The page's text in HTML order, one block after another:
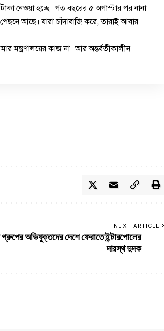
নেওয়া হচ্ছে। গত বছরের ৫ অগাস্টার পর নানা
আছে। যারা চাঁদাবাজি করে, তারাই আবার
মন্ত্রণালয়ের কাজ না। আর অন্তর্বর্তীকালীন
NEXT ARTICLE
অভিযুক্তদের দেশে ফেরাতে ইন্টারপোলের
দারস্থ দুদক